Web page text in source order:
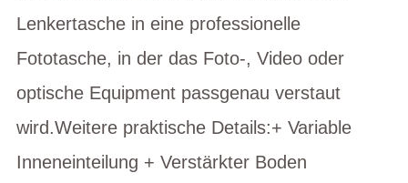
Lenkertasche in eine professionelle
Fototasche, in der das Foto-, Video oder
optische Equipment passgenau verstaut
wird.Weitere praktische Details:+ Variable
Inneneinteilung + Verstärkter Boden